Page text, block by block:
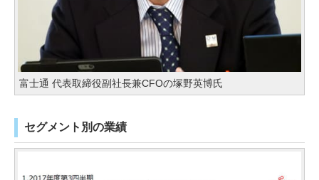
富士通 代表取締役副社長兼CFOの塚野英博氏
セグメント別の業績